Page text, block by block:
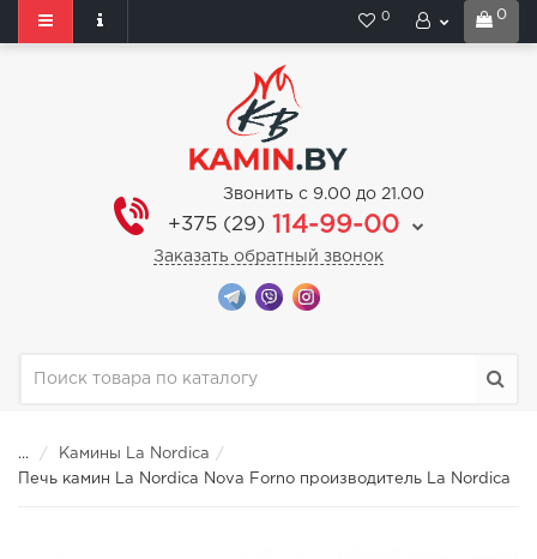
0
0
Звонить с 9.00 до 21.00
+375 (29) 114-99-00
Заказать обратный звонок
...
Камины La Nordica
Печь камин La Nordica Nova Forno производитель La Nordica